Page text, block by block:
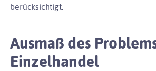
berücksichtigt.
Ausmaß des
Einzelhandel